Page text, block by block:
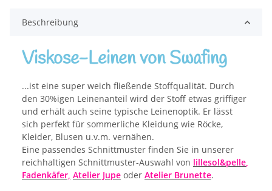
Beschreibung
Viskose-Leinen von Swafing
...ist eine super weich fließende Stoffqualität. Durch
den 30%igen Leinenanteil wird der Stoff etwas griffiger
und erhält auch seine typische Leinenoptik. Er lässt
sich perfekt für sommerliche Kleidung wie Röcke,
Kleider, Blusen u.v.m. vernähen.
Eine passendes Schnittmuster finden Sie in unserer
reichhaltigen Schnittmuster-Auswahl von lillesol&pelle,
Fadenkäfer, Atelier Jupe oder Atelier Brunette.